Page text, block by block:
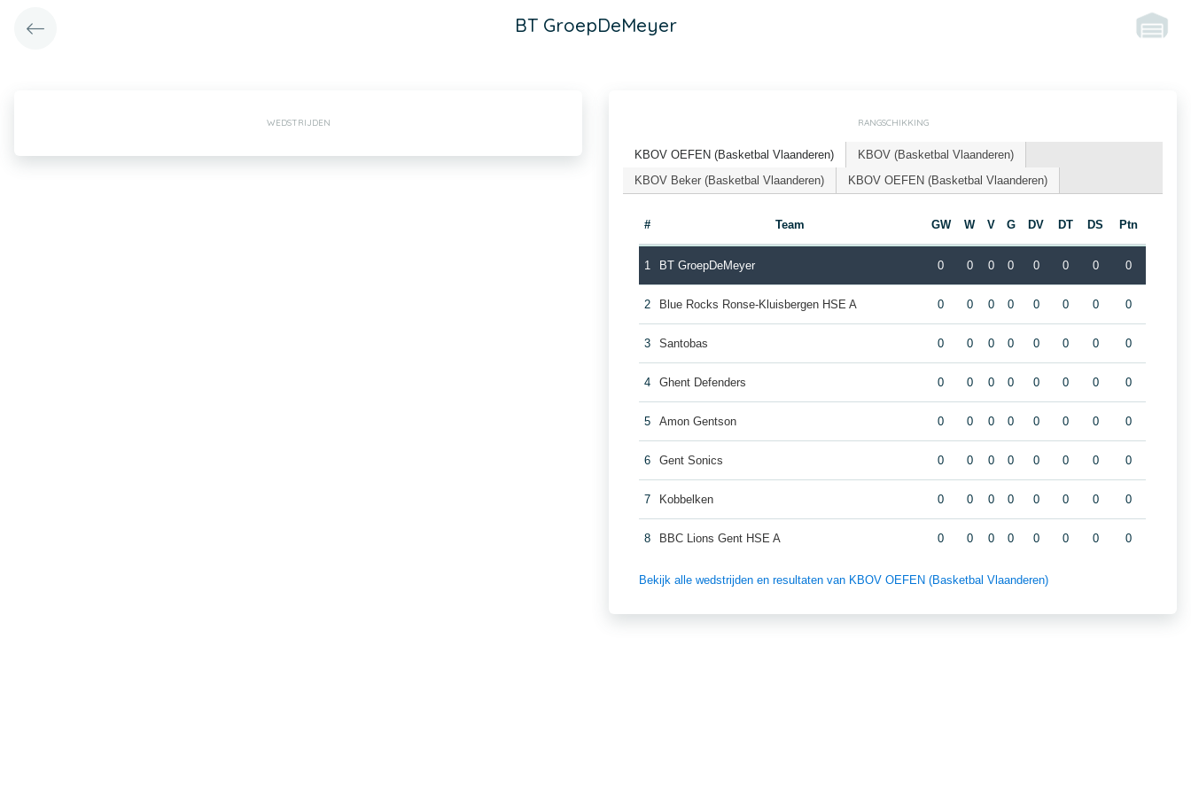
BT GroepDeMeyer
WEDSTRIJDEN RANGSCHIKKING
KBOV OEFEN (Basketbal Vlaanderen)
KBOV (Basketbal Vlaanderen)
KBOV Beker (Basketbal Vlaanderen)
KBOV OEFEN (Basketbal Vlaanderen)
# Team GW W V G DV DT DS Ptn
1 BT GroepDeMeyer 0 0 0 0 0 0 0 0
2 Blue Rocks Ronse-Kluisbergen HSE A 0 0 0 0 0 0 0 0
3 Santobas 0 0 0 0 0 0 0 0
4 Ghent Defenders 0 0 0 0 0 0 0 0
5 Amon Gentson 0 0 0 0 0 0 0 0
6 Gent Sonics 0 0 0 0 0 0 0 0
7 Kobbelken 0 0 0 0 0 0 0 0
8 BBC Lions Gent HSE A 0 0 0 0 0 0 0 0
Bekijk alle wedstrijden en resultaten van KBOV OEFEN (Basketbal Vlaanderen)